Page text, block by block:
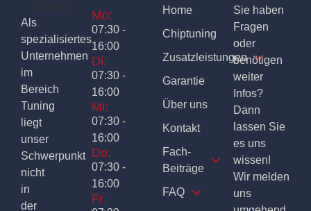
Als
spezialisiertes
Unternehmen
im
Bereich
Tuning
liegt
unser
Schwerpunkt
nicht
in
der
Mo:
07:30 -
16:00
Di:
07:30 -
16:00
Mi:
07:30 -
16:00
Do:
07:30 -
16:00
Fr:
Home
Chiptuning
Zusatzleistungen
Garantie
Über uns
Kontakt
Fach-
Beiträge
FAQ
Sie haben
Fragen
oder
benötigen
weiter
Infos?
Dann
lassen Sie
es uns
wissen!
Wir melden
uns